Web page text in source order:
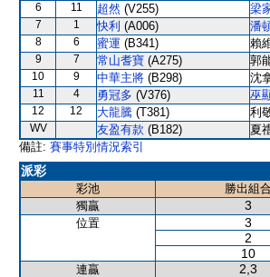
6 11 超然 (V255) 梁
7 1 快利 (A006) 潘
8 6 蜜運 (B341) 賴
9 7 常山耆寶 (A275) 郭
10 9 中華主將 (B298) 沈
11 4 勇冠多 (V376) 巫
12 12 大龍騰 (T381) 利
WV 友盈有款 (B182) 夏
備註: 賽事特別情況索引
派彩
彩池 勝出組
獨贏
3
位置 3
2
10
連贏 2,3